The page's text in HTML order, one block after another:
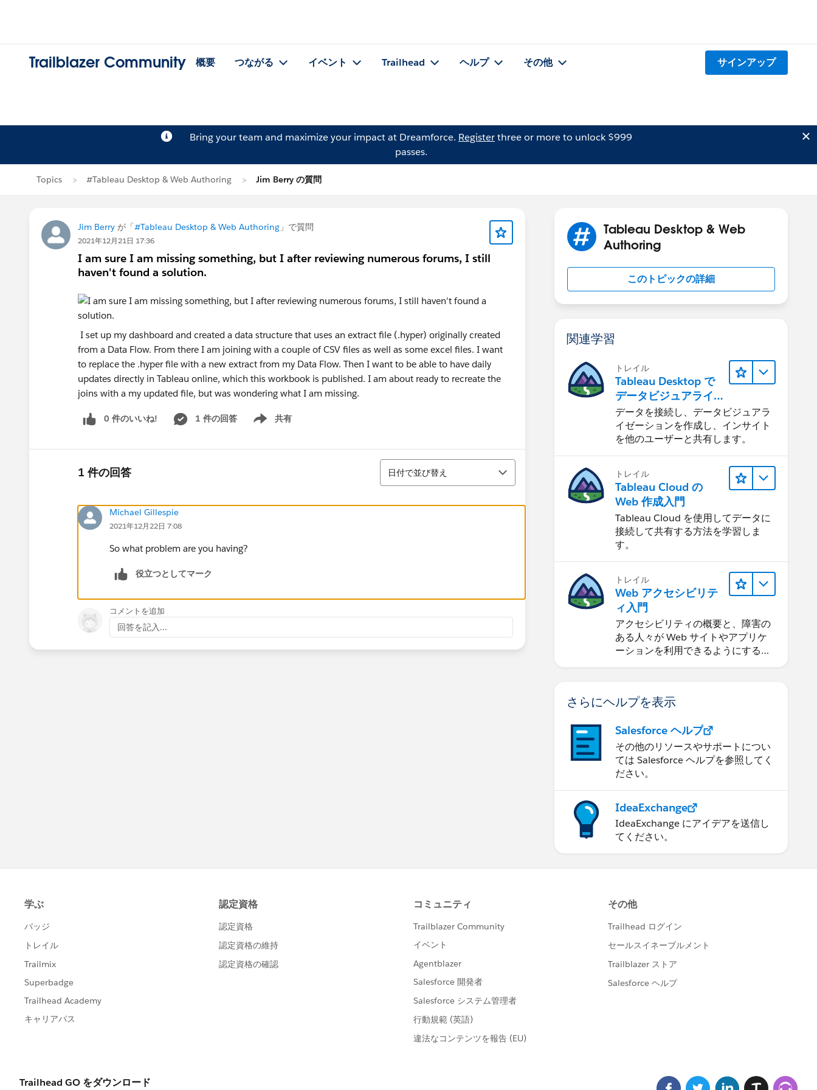
Trailblazer Community 概要 つながる イベント Trailhead ヘルプ その他 サインアップ
Bring your team and maximize your impact at Dreamforce. Registerthree or more to unlock $999
passes.
Topics #Tableau Desktop & Web Authoring Jim Berry の質問
Jim Berry が「#Tableau Desktop & Web Authoring 」で質問
2021年12月21日 17:36
I am sure I am missing something, but I after reviewing numerous forums, I still
haven't found a solution.
I set up my dashboard and created a data structure that uses an extract file (.hyper) originally created
from a Data Flow. From there I am joining with a couple of CSV files as well as some excel files. I want
to replace the .hyper file with a new extract from my Data Flow. Then I want to be able to have daily
updates directly in Tableau online, which this workbook is published. I am about ready to recreate the
joins with a my updated file, but was wondering what I am missing.
0 件のいいね! 1 件の回答 共有
Show menu
1 件の回答
並び替え
日付で並び替え
Michael Gillespie
2021年12月22日 7:08
So what problem are you having?
役立つとしてマーク
コメントを追加
回答を記入...
Tableau Desktop & Web
Authoring
このトピックの詳細
関連学習
トレイル
Tableau Desktop で
データビジュアライ
ゼーションをはじめ
る
データを接続し、データビジュアラ
イゼーションを作成し、インサイト
を他のユーザーと共有します。
トレイル
Tableau Cloud の
Web 作成入門
Tableau Cloud を使用してデータに
接続して共有する方法を学習しま
す。
トレイル
Web アクセシビリテ
ィ入門
アクセシビリティの概要と、障害の
ある人々が Web サイトやアプリケ
ーションを利用できるようにする方
さらにヘルプを表示
Salesforce ヘルプ
その他のリソースやサポートについ
ては Salesforce ヘルプを参照してく
ださい。
IdeaExchange
IdeaExchange にアイデアを送信し
てください。